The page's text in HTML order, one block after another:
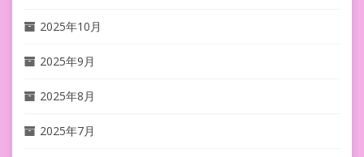
2025年10月
2025年9月
2025年8月
2025年7月